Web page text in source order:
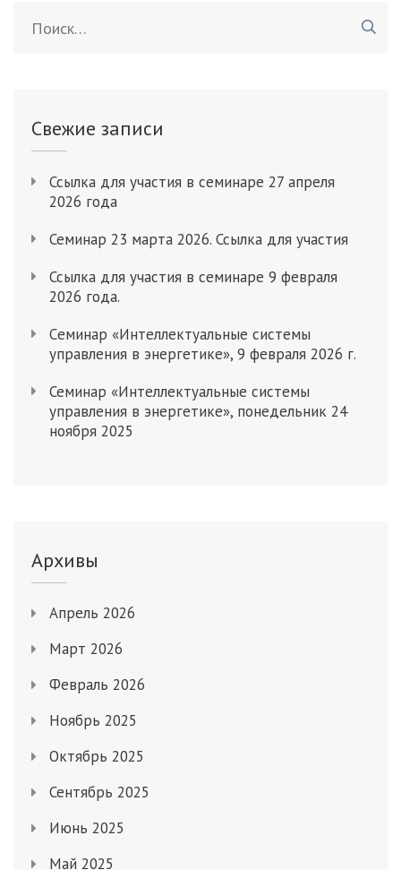
Свежие записи
Ссылка для участия в семинаре 27 апреля
2026 года
Семинар 23 марта 2026. Ссылка для участия
Ссылка для участия в семинаре 9 февраля
2026 года.
Cеминар «Интеллектуальные системы
управления в энергетике», 9 февраля 2026 г.
Семинар «Интеллектуальные системы
управления в энергетике», понедельник 24
ноября 2025
Архивы
Апрель 2026
Март 2026
Февраль 2026
Ноябрь 2025
Октябрь 2025
Сентябрь 2025
Июнь 2025
Май 2025